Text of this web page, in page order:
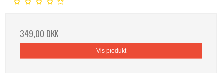
349,00 DKK
Vis produkt